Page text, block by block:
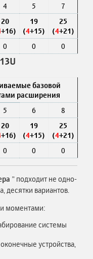
4 5 7
20
+16)
19
(4+15)
25
(4+21)
0 0 0
базовой
расширения
5 6 8
20
+16)
19
(4+15)
25
(4+21)
0 0 0
” подходит не одно-
десятки вариантов.
моментами:
системы
устройства,